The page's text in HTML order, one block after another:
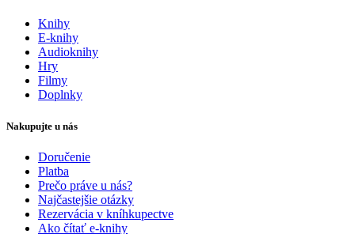
Knihy
E-knihy
Audioknihy
Hry
Filmy
Doplnky
Nakupujte u nás
Doručenie
Platba
Prečo práve u nás?
Najčastejšie otázky
Rezervácia v kníhkupectve
Ako čítať e-knihy